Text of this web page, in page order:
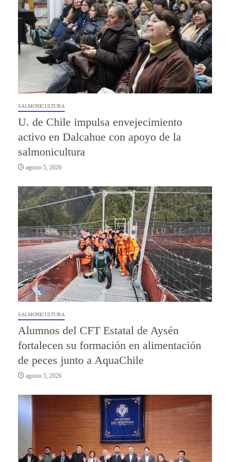
SALMONICULTURA
U. de Chile impulsa envejecimiento
activo en Dalcahue con apoyo de la
salmonicultura
agosto 5, 2026
SALMONICULTURA
Alumnos del CFT Estatal de Aysén
fortalecen su formación en alimentación
de peces junto a AquaChile
agosto 5, 2026